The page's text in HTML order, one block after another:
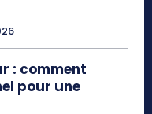
: comment
pour une